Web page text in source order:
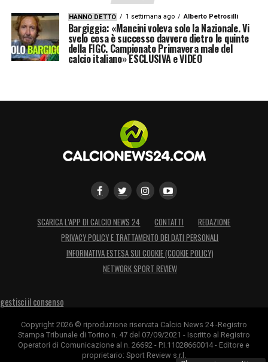
HANNO DETTO 1 settimana ago Alberto Petrosilli
Bargiggia: «Mancini voleva solo la Nazionale. Vi
svelo cosa è successo davvero dietro le quinte
della FIGC. Campionato Primavera male del
calcio italiano» ESCLUSIVA e VIDEO
SCARICA L’APP DI CALCIO NEWS 24 CONTATTI
REDAZIONE
PRIVACY POLICY E TRATTAMENTO DEI DATI PERSONALI
INFORMATIVA ESTESA SUI COOKIE (COOKIE POLICY)
NETWORK SPORT REVIEW
gestisci il consenso
Copyright 2026 © riproduzione riservata Calcio News 24 -Registro
Stampa Tribunale di Torino n. 47 del 07/09/2021 - Iscritto al Registro
Operatori di Comunicazione al n. 26692 - P.I.11028660014 - Editore e
proprietario: Sport Review s.r.l.